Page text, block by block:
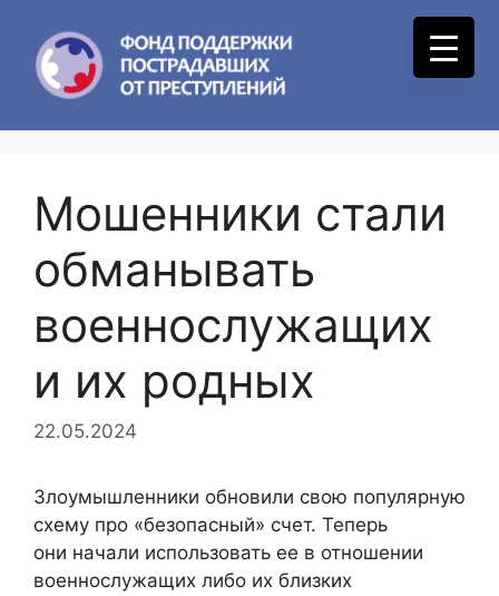
content
Menu
Мошенники стали
обманывать
военнослужащих
и их родных
22.05.2024
Злоумышленники обновили свою популярную
схему про «безопасный» счет. Теперь
они начали использовать ее в отношении
военнослужащих либо их близких